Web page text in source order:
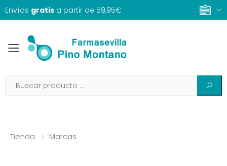
Envíos gratis a partir de 59,95€
Toggle mobile menu
Tienda Marcas